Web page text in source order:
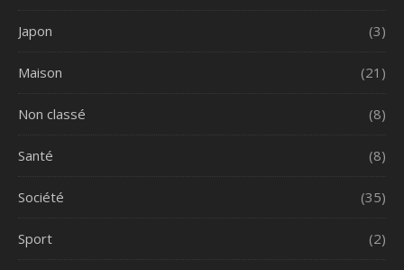
Japon (3)
Maison (21)
Non classé (8)
Santé (8)
Société (35)
Sport (2)